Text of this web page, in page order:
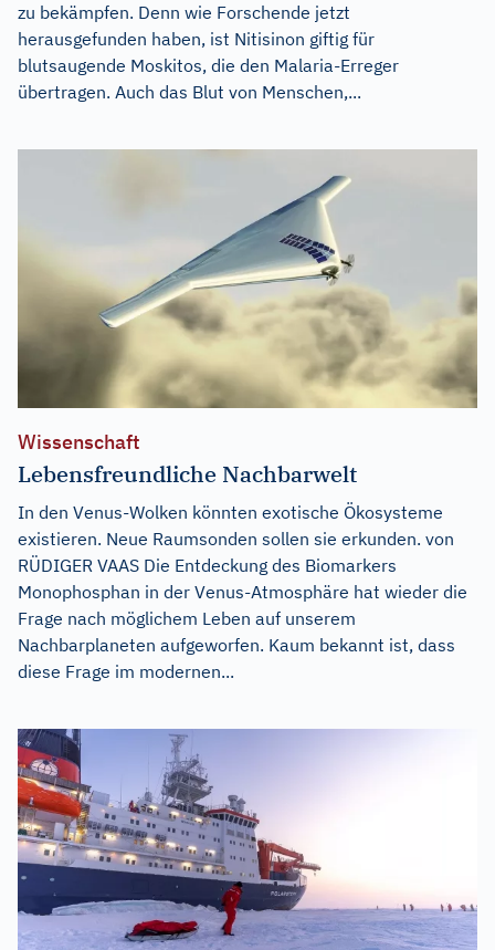
zu bekämpfen. Denn wie Forschende jetzt
herausgefunden haben, ist Nitisinon giftig für
blutsaugende Moskitos, die den Malaria-Erreger
übertragen. Auch das Blut von Menschen,...
Wissenschaft
Lebensfreundliche Nachbarwelt
In den Venus-Wolken könnten exotische Ökosysteme
existieren. Neue Raumsonden sollen sie erkunden. von
RÜDIGER VAAS Die Entdeckung des Biomarkers
Monophosphan in der Venus-Atmosphäre hat wieder die
Frage nach möglichem Leben auf unserem
Nachbarplaneten aufgeworfen. Kaum bekannt ist, dass
diese Frage im modernen...